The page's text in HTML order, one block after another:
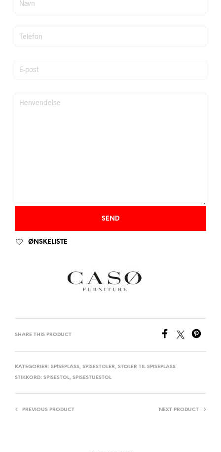
ØNSKELISTE
SHARE THIS PRODUCT
KATEGORIER: SPISEPLASS, SPISESTOLER, STOLER TIL SPISEPLASS
STIKKORD: SPISESTOL, SPISESTUESTOL
PREVIOUS PRODUCT NEXT PRODUCT